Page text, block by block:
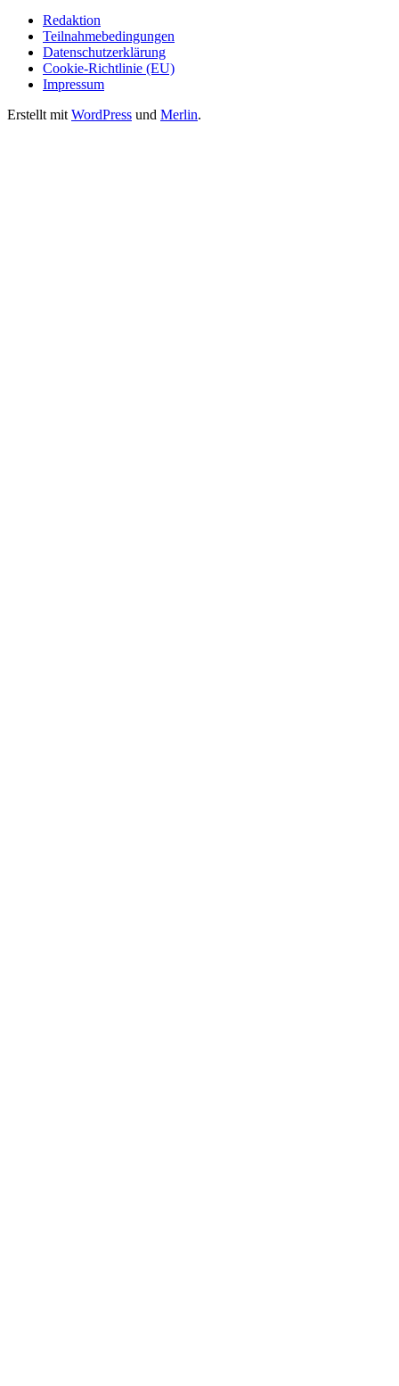
Redaktion
Teilnahmebedingungen
Datenschutzerklärung
Cookie-Richtlinie (EU)
Impressum
Erstellt mit WordPress und Merlin.